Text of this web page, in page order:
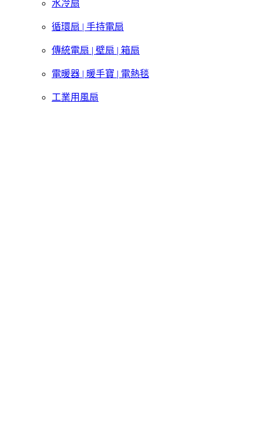
水冷扇
循環扇 | 手持電扇
傳統電扇 | 壁扇 | 箱扇
電暖器 | 暖手寶 | 電熱毯
工業用風扇